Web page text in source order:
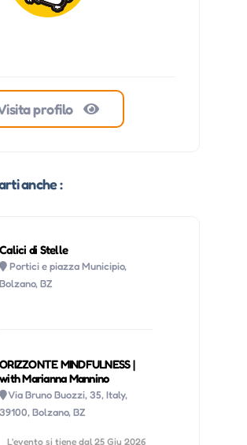
profilo
anche :
Calici di Stelle
Portici e piazza Municipio,
Bolzano, BZ
ORIZZONTE MINDFULNESS |
with Marianna Mannino
Via Bruno Buozzi, 35, Italy,
39100, Bolzano, BZ
L'evento si tiene dal 25 Giu 2026